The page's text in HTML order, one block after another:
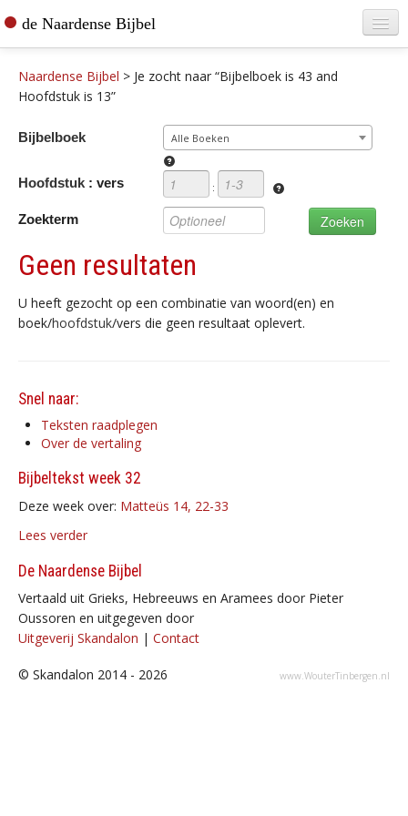
de Naardense Bijbel
Teksten raadplegen
Bijbel bestellen
Naardense Bijbel > Je zocht naar “Bijbelboek is 43 and
Hoofdstuk is 13”
Bijbelboek Alle Boeken
Hoofdstuk : vers :
Zoekterm
Geen resultaten
U heeft gezocht op een combinatie van woord(en) en
boek/hoofdstuk/vers die geen resultaat oplevert.
Snel naar:
Teksten raadplegen
Over de vertaling
Bijbeltekst week 32
Deze week over: Matteüs 14, 22-33
Lees verder
De Naardense Bijbel
Vertaald uit Grieks, Hebreeuws en Aramees door Pieter
Oussoren en uitgegeven door
Uitgeverij Skandalon | Contact
www.WouterTinbergen.nl
© Skandalon 2014 - 2026